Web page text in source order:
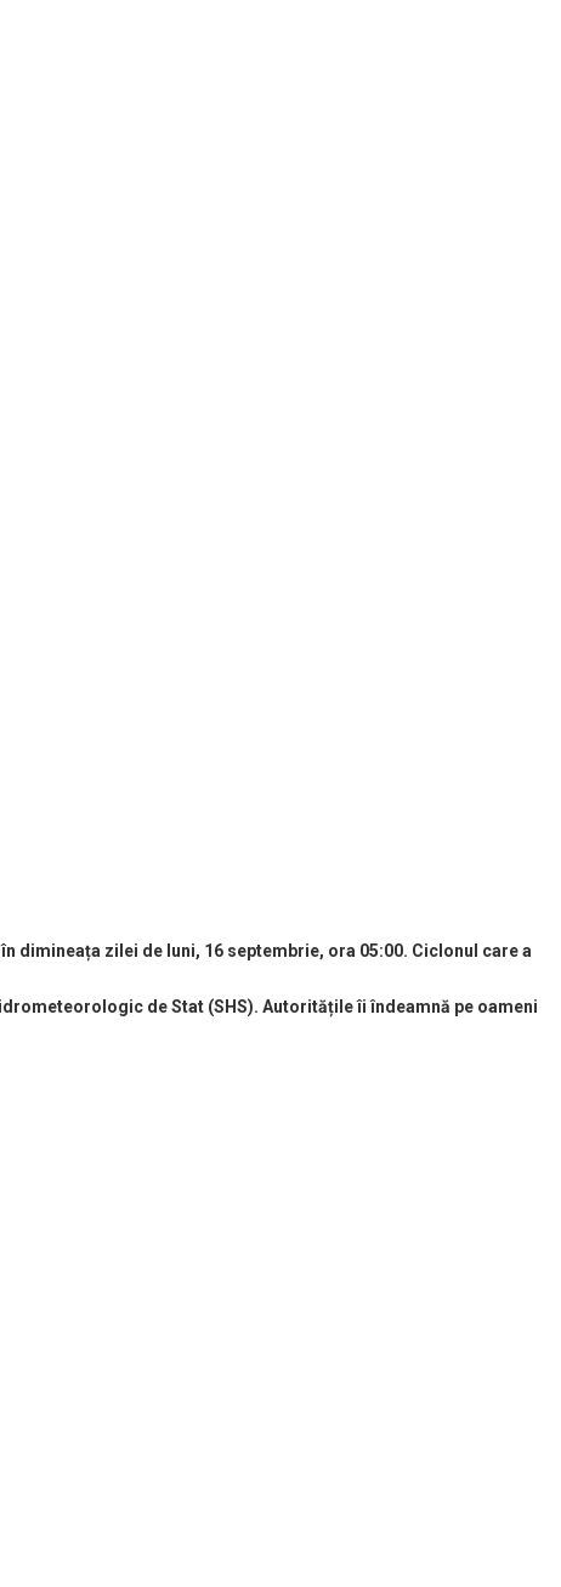
zilei de luni, 16 septembrie, ora 05:00. Ciclonul care a
de Stat (SHS). Autoritățile îi îndeamnă pe oameni